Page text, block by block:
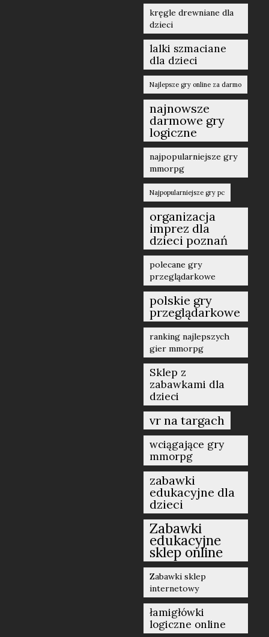
kręgle drewniane dla
dzieci
lalki szmaciane
dla dzieci
Najlepsze gry online za darmo
najnowsze
darmowe gry
logiczne
najpopularniejsze gry
mmorpg
Najpopularniejsze gry pc
organizacja
imprez dla
dzieci poznań
polecane gry
przeglądarkowe
polskie gry
przeglądarkowe
ranking najlepszych
gier mmorpg
Sklep z
zabawkami dla
dzieci
vr na targach
wciągające gry
mmorpg
zabawki
edukacyjne dla
dzieci
Zabawki
edukacyjne
sklep online
Zabawki sklep
internetowy
łamigłówki
logiczne online